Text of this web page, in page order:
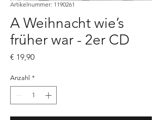
Artikelnummer: 1190261
A Weihnacht wie’s
früher war - 2er CD
€ 19,90Preis
Anzahl *